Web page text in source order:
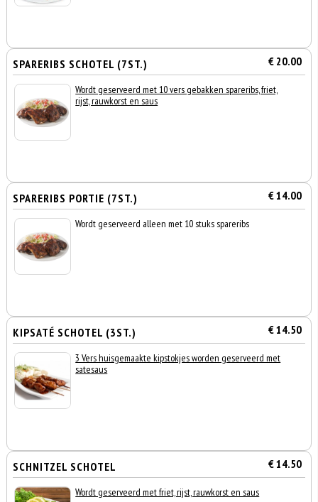
SPARERIBS SCHOTEL (7ST.) € 20.00
Wordt geserveerd met 10 vers gebakken spareribs, friet,
rijst, rauwkorst en saus
SPARERIBS PORTIE (7ST.) € 14.00
Wordt geserveerd alleen met 10 stuks spareribs
KIPSATÉ SCHOTEL (3ST.) € 14.50
3 Vers huisgemaakte kipstokjes worden geserveerd met
satesaus
SCHNITZEL SCHOTEL € 14.50
Wordt geserveerd met friet, rijst, rauwkorst en saus